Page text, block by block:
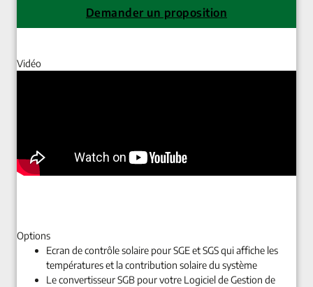
Demander un proposition
Vidéo
Options
Ecran de contrôle solaire pour SGE et SGS qui affiche les
températures et la contribution solaire du système
Le convertisseur SGB pour votre Logiciel de Gestion de